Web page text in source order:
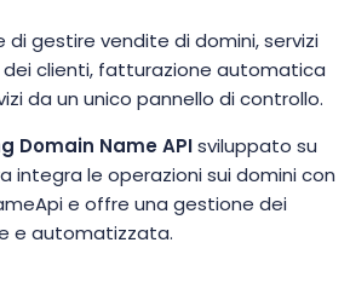
di gestire vendite di domini, servizi
clienti, fatturazione automatica
da un unico pannello di controllo.
Domain Name APIsviluppato su
integra le operazioni sui domini con
e offre una gestione dei
e automatizzata.